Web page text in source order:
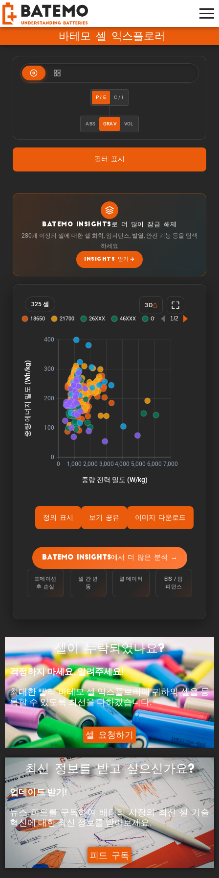
바테모 셀 익스플로러
P / E C / I
ABS GRAV VOL
필터 표시
BATEMO INSIGHTS로 더 많이 잠금 해제
280개 이상의 셀에 대한 셀 화학, 임피던스, 발열, 안전 기능 등을 탐색
하세요
INSIGHTS 받기
325 셀 3D
정의 표시 보기 공유 이미지 다운로드
용량은 주변 온도 25°C에서 100%에서 정전류
C/10으로 하한 전압에 도달할 때까지 셀을 방전
하여 측정합니다.
ýùÉÙäêýºÇ:
정전류로 하한 전압에 도달할 때까지 셀을 방전하
ýä▒ÙèÑ:
피크 전력은 셀이 5분 동안 공급할 수 있는 전력입
니다.
ýáäÙÑÿ:
피크 전류는 셀이 5분 동안 공급할 수 있는 전류입
니다.
Batemo Insights에서 더 많은 분석 →
포메이션
후 손실
셀 간 변
동
열 데이터
EIS / 임
피던스
셀이 누락되었나요?
걱정하지 마세요, 알려주세요!
최대한 빨리 바테모 셀 익스플로러에 귀하의 셀을 등
록할 수 있도록 최선을 다하겠습니다.
셀 요청하기
최신 정보를 받고 싶으신가요?
업데이트 받기!
뉴스 피드를 구독하여 배터리 시장의최신 셀 기술
혁신에대한최신 정보를 받아보세요.
피드 구독